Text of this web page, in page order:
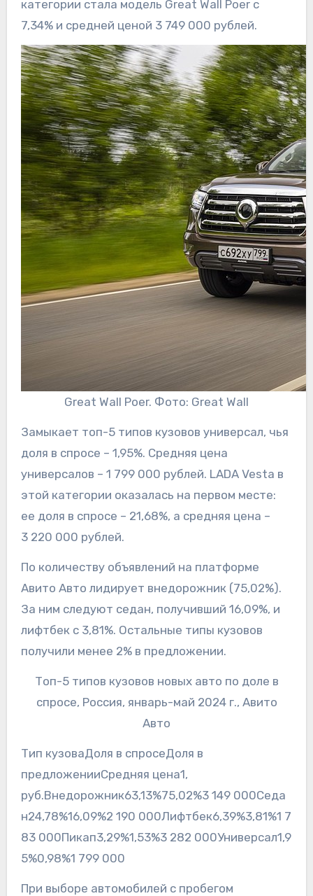
категории стала модель Great Wall Poer с
7,34% и средней ценой 3 749 000 рублей.
Great Wall Poer. Фото: Great Wall
Замыкает топ-5 типов кузовов универсал, чья
доля в спросе – 1,95%. Средняя цена
универсалов – 1 799 000 рублей. LADA Vesta в
этой категории оказалась на первом месте:
ее доля в спросе – 21,68%, а средняя цена –
3 220 000 рублей.
По количеству объявлений на платформе
Авито Авто лидирует внедорожник (75,02%).
За ним следуют седан, получивший 16,09%, и
лифтбек с 3,81%. Остальные типы кузовов
получили менее 2% в предложении.
Топ-5 типов кузовов новых авто по доле в
спросе, Россия, январь-май 2024 г., Авито
Авто
Тип кузоваДоля в спросеДоля в
предложенииСредняя цена1,
руб.Внедорожник63,13%75,02%3 149 000Седа
н24,78%16,09%2 190 000Лифтбек6,39%3,81%1 7
83 000Пикап3,29%1,53%3 282 000Универсал1,9
5%0,98%1 799 000
При выборе автомобилей с пробегом